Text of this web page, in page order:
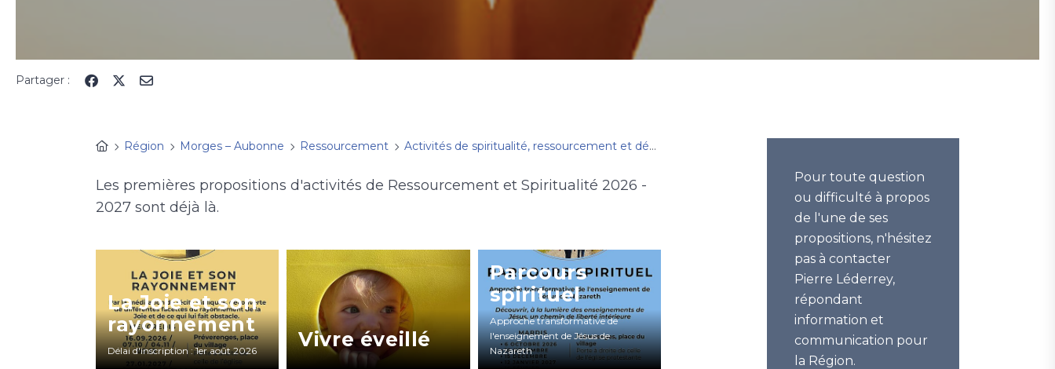
Partager :
Région Morges – Aubonne Ressourcement Activités de spiritualité, ressourcement et développement personnel
Les premières propositions d'activités de Ressourcement et Spiritualité 2026 -
2027 sont déjà là.
La Joie et son
rayonnement
Délai d'inscription : 1er août 2026 Vivre éveillé
Parcours
spirituel
Approche transformative de
l'enseignement de Jésus de
Nazareth
Pour toute question
ou difficulté à propos
de l'une de ses
propositions, n'hésitez
pas à contacter
Pierre Léderrey,
répondant
information et
communication pour
la Région.